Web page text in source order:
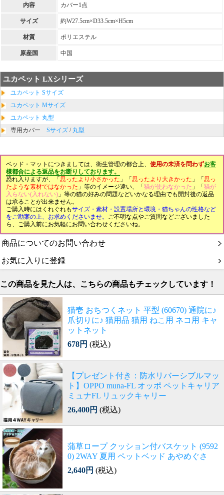
内容 カバー1点
サイズ 約W27.5cm×D33.5cm×H5cm
材質 ポリエステル
原産国 中国
ユカペット LXシリーズ
ユカペット Sサイズ
ユカペット Mサイズ
ユカペット 丸型
専用カバー Sサイズ / 丸型
ベッド・マットにつきましては、衛生管理の都合上、 使用の未済を問わずお客
様都合による返品をお断りしております。
恐れ入りますが、「 思ったより小さかった 」「 思ったより大きかった 」「 思っ
たような素材ではなかった 」等のイメージ違い、「 猫が使わなかった 」「 猫が
入らない(入れない) 」等の猫の好みの問題などいかなる理由でも開封後の返品
は承ることが出来ません。
ご購入時にはくれぐれもサイズ・素材・設置場所と環境・猫ちゃんの性格など
をご勘案の上、お求めくださいませ。 ご不明な点やご質問などございました
ら、ご購入前にお気軽にお問い合わせくださいね。
商品についてのお問い合わせ
お気に入りに登録
この商品を見た人は、こちらの商品もチェックしています！
猫壱 おちつくネット 平型 (60670) 通院に♪
爪切りに♪ 猫用品 猫用 ねこ用 ネコ用 キャ
ットネット
678円 (税込)
【プレゼント付き：防水リバーシブルマッ
ト】OPPO muna-FL オッポ ペットキャリア
ミュナFL リュックキャリー
26,400円 (税込)
蒲草ロープ クッション付バスケット (9592
0) 2WAY 夏用 ペットベッド あやめぐさ
2,640円 (税込)